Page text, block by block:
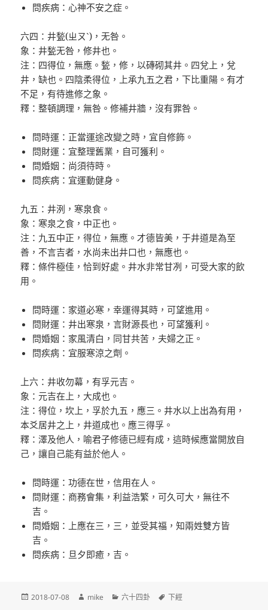
問疾病：心神不安之症。
六四：井甃(ㄓㄡˋ)，无咎。
象：井甃无咎，修井也。
注：四得位，無應。甃，修，以磚砌其井。四兌上，兌
井，缺也。四陰柔得位，上承九五之君，下比重陽。有才
不足，有待進修之象。
釋：整頓調理，無咎。修補井牆，沒有罪咎。
問時運：正當運途改變之時，宜自修飾。
問財運：宜整理舊業，自可獲利。
問婚姻：尚須待時。
問疾病：宜運動健身。
九五：井洌，寒泉食。
象：寒泉之食，中正也。
注：九五中正，得位，無應。才德皆美，于井道是為至
善，不言吉者，水尚未出井口也，無應也。
釋：條件極佳，恰到好處。井水非常甘冽，可受大家的飲
用。
問時運：家道必寒，幸運得其時，可望進用。
問財運：井出寒泉，言財源長也，可望獲利。
問婚姻：家風清白，同甘共苦，夫婦之正。
問疾病：宜服寒涼之劑。
上六：井收勿幕，有孚元吉。
象：元吉在上，大成也。
注：得位，坎上，孚於九五，應三。井水以上出為有用，
本爻居井之上，井道成也。應三得孚。
釋：澤及他人，喻君子修德已經有成，這時候應當開放自
己，讓自己能有益於他人。
問時運：功德在世，信用在人。
問財運：商務會集，利益浩繁，可久可大，無往不
吉。
問婚姻：上應在三，三，並受其福，知兩姓雙方皆
吉。
問疾病：旦夕即癒，吉。
發
2018-07-08
作
mike
分
六十四卦
標
下經